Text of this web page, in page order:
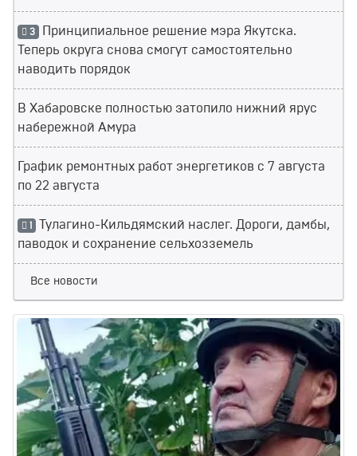
3 Принципиальное решение мэра Якутска.
Теперь округа снова смогут самостоятельно
наводить порядок
В Хабаровске полностью затопило нижний ярус
набережной Амура
График ремонтных работ энергетиков с 7 августа
по 22 августа
1 Тулагино-Кильдямский наслег. Дороги, дамбы,
паводок и сохранение сельхозземель
Все новости